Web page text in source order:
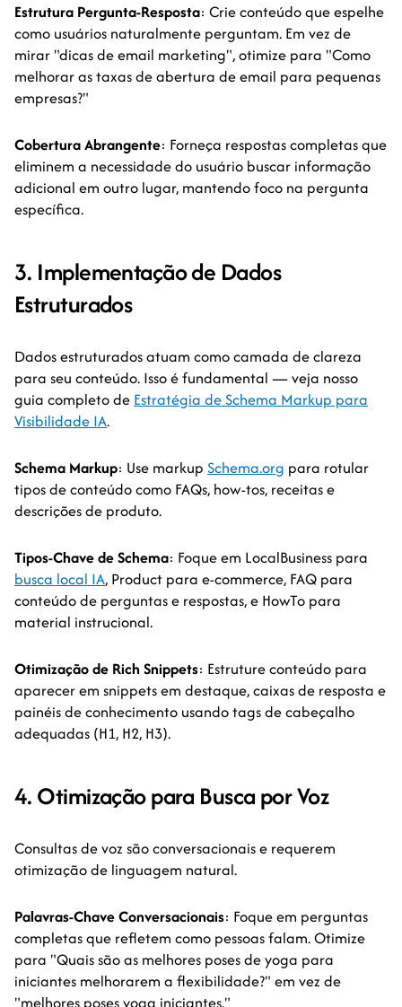
Estrutura Pergunta-Resposta: Crie conteúdo que espelhe
como usuários naturalmente perguntam. Em vez de
mirar "dicas de email marketing", otimize para "Como
melhorar as taxas de abertura de email para pequenas
empresas?"
Cobertura Abrangente: Forneça respostas completas que
eliminem a necessidade do usuário buscar informação
adicional em outro lugar, mantendo foco na pergunta
específica.
3. Implementação de Dados
Estruturados
Dados estruturados atuam como camada de clareza
para seu conteúdo. Isso é fundamental — veja nosso
guia completo de Estratégia de Schema Markup para
Visibilidade IA.
Schema Markup: Use markup Schema.org para rotular
tipos de conteúdo como FAQs, how-tos, receitas e
descrições de produto.
Tipos-Chave de Schema: Foque em LocalBusiness para
busca local IA, Product para e-commerce, FAQ para
conteúdo de perguntas e respostas, e HowTo para
material instrucional.
Otimização de Rich Snippets: Estruture conteúdo para
aparecer em snippets em destaque, caixas de resposta e
painéis de conhecimento usando tags de cabeçalho
adequadas (H1, H2, H3).
4. Otimização para Busca por Voz
Consultas de voz são conversacionais e requerem
otimização de linguagem natural.
Palavras-Chave Conversacionais: Foque em perguntas
completas que refletem como pessoas falam. Otimize
para "Quais são as melhores poses de yoga para
iniciantes melhorarem a flexibilidade?" em vez de
"melhores poses yoga iniciantes."